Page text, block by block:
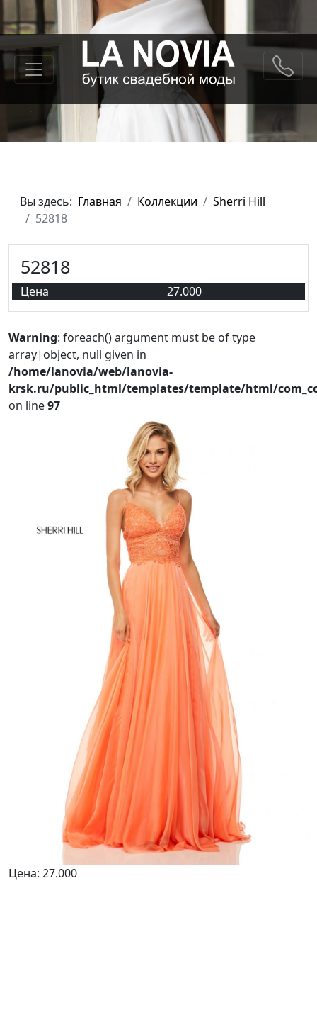
Вы здесь: Главная Коллекции
Sherri Hill
52818
52818
Цена 27.000
Warning: foreach() argument must be of type
array|object, null given in
/home/lanovia/web/lanovia-
krsk.ru/public_html/templates/template/html/
on line97
Цена: 27.000